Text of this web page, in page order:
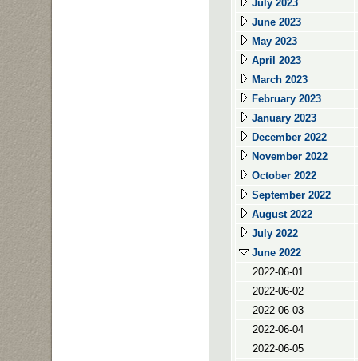
July 2023
June 2023
May 2023
April 2023
March 2023
February 2023
January 2023
December 2022
November 2022
October 2022
September 2022
August 2022
July 2022
June 2022
2022-06-01
2022-06-02
2022-06-03
2022-06-04
2022-06-05